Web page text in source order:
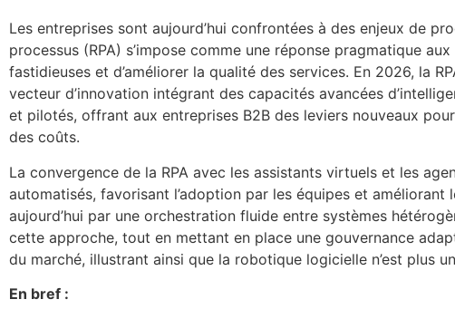
Les entreprises sont aujourd’hui confrontées à des enjeux de
processus (RPA) s’impose comme une réponse pragmatique
fastidieuses et d’améliorer la qualité des services. En 2026, la
vecteur d’innovation intégrant des capacités avancées
et pilotés, offrant aux entreprises B2B des leviers nouveaux
des coûts.
La convergence de la RPA avec les assistants virtuels et les
automatisés, favorisant l’adoption par les équipes et
aujourd’hui par une orchestration fluide entre systèmes
cette approche, tout en mettant en place une gouvernance
du marché, illustrant ainsi que la robotique logicielle n’est plus
En bref :